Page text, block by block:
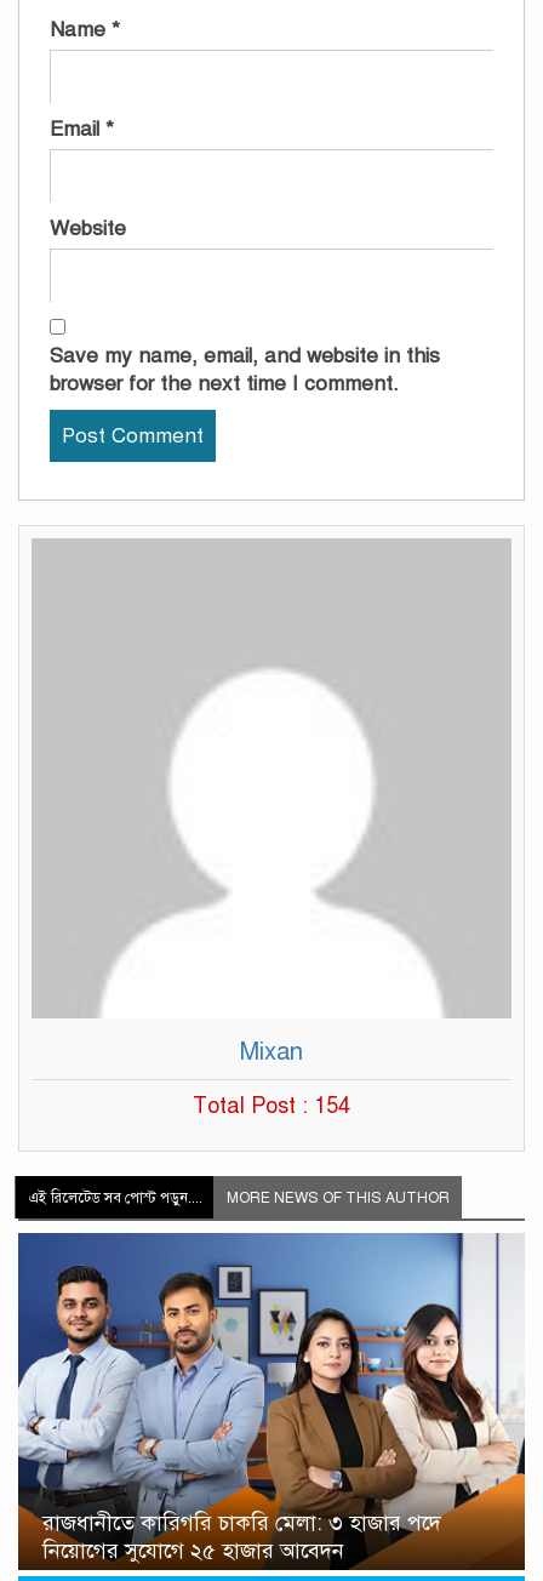
Name *
Email *
Website
Save my name, email, and website in this
browser for the next time I comment.
Mixan
Total Post : 154
এই রিলেটেড সব পোস্ট পড়ুন.... MORE NEWS OF THIS AUTHOR
রাজধানীতে কারিগরি চাকরি মেলা: ৩ হাজার পদে
নিয়োগের সুযোগে ২৫ হাজার আবেদন